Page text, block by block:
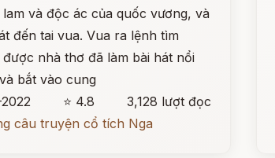
lam và độc ác của quốc vương, và
đến tai vua. Vua ra lệnh tìm
được nhà thơ đã làm bài hát nổi
bắt vào cung
2022
⭐ 4.8
3,128 lượt đọc
câu truyện cổ tích Nga